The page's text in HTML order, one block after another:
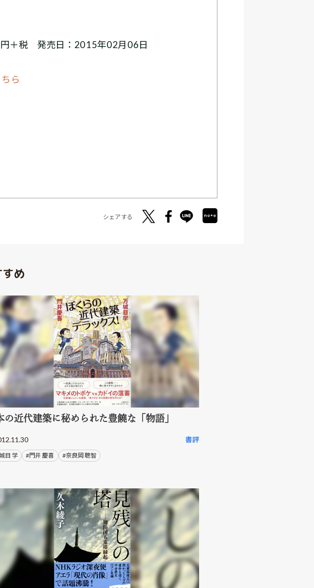
＋税 発売日：2015年02月06日
ら
シェアする
め
の近代建築に秘められた豊饒な「物語」
書評
目 学 #門井 慶喜 #奈良岡 聰智